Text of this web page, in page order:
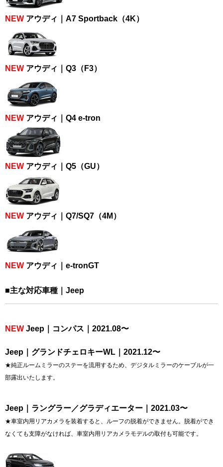
NEW アウディ｜A7 Sportback（4K）
NEW アウディ｜Q3（F3）
NEW アウディ｜Q4 e-tron
NEW アウディ｜Q5（GU）
NEW アウディ｜Q7/SQ7（4M）
NEW アウディ｜e-tronGT
■主な対応車種｜Jeep
NEW Jeep｜コンパス｜2021.08〜
Jeep｜グランドチェロキーWL｜2021.12〜
★純正ルームミラーのステーを流用するため、デジタルミラーのケーブルが一
部露出いたします。
Jeep｜ラングラー／グラディエーター｜2021.03〜
★車室内用リアカメラを装着すると、ルーフの脱着ができません。脱着ができ
なくても支障がなければ、車室内用リアカメラモデルの取付も可能です。